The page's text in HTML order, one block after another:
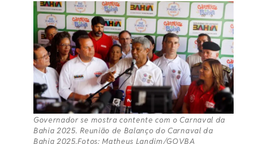
Governador se mostra contente com o Carnaval da
Bahia 2025. Reunião de Balanço do Carnaval da
Bahia 2025.Fotos: Matheus Landim/GOVBA